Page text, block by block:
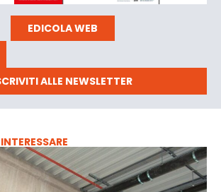
EDICOLA WEB
ALLE NEWSLETTER